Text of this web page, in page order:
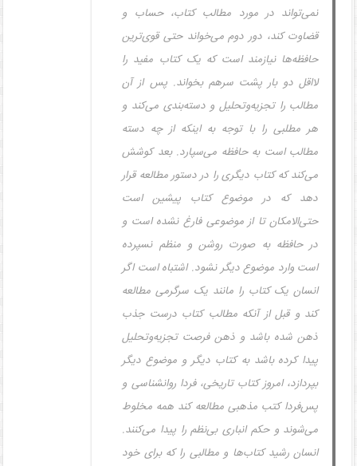
نمی‌تواند در مورد مطالب کتاب، حساب و
قضاوت کند، دور دوم می‌خواند حتی قوی‌ترین
حافظه‌ها نیازمند است که یک کتاب مفید را
لااقل دو بار پشت سرهم بخواند. پس از آن
مطالب را تجزیه‌وتحلیل و دسته‌بندی می‌کند و
هر مطلبی را با توجه به اینکه از چه دسته
مطالب است به حافظه می‌سپارد. بعد کوشش
می‌کند که کتاب دیگری را در دستور مطالعه قرار
دهد که در موضوع کتاب پیشین است
حتی‌الامکان تا از موضوعی فارغ نشده است و
در حافظه به صورت روشن و منظم نسپرده
است وارد موضوع دیگر نشود. اشتباه است اگر
انسان یک کتاب را مانند یک سرگرمی مطالعه
کند و قبل از آنکه مطالب کتاب درست جذب
ذهن شده باشد و ذهن فرصت تجزیه‌وتحلیل
پیدا کرده باشد به کتاب دیگر و موضوع دیگر
بپردازد، امروز کتاب تاریخی، فردا روانشناسی و
پس‌فردا کتب مذهبی مطالعه کند همه مخلوط
می‌شوند و حکم انباری بی‌نظم را پیدا می‌کنند.
انسان رشید کتاب‌ها و مطالبی را که برای خود